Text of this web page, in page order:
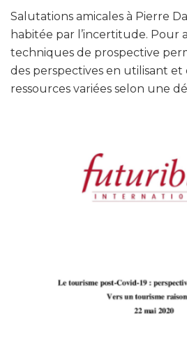
Salutations amicales à Pierre
habitée par l’incertitude. Pour
techniques de prospective
des perspectives en utilisant et
ressources variées selon une